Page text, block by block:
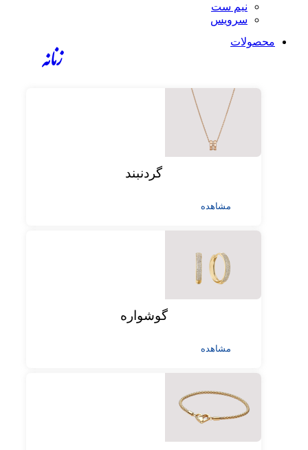
نیم ست
سرویس
محصولات
زنانه
گردنبند
مشاهده
گوشواره
مشاهده